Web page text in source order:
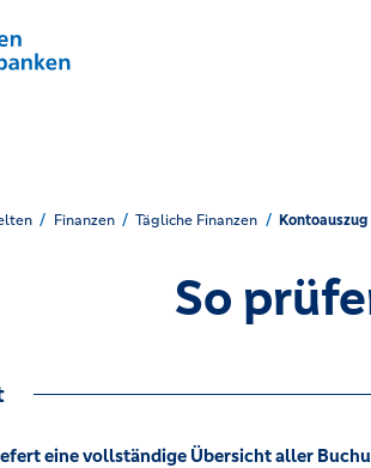
Finanzen Tägliche Finanzen
So
eine vollständige Übersicht aller